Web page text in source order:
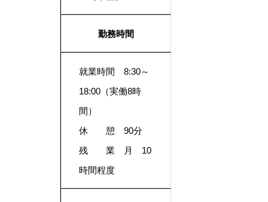
勤務時間
就業時間 8:30～
18:00（実働8時
間）
休 憩 90分
残 業 月 10
時間程度